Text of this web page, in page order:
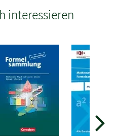
interessieren